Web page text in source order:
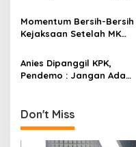
i
o
n
Momentum Bersih-Bersih
Kejaksaan Setelah MK
Anies Dipanggil KPK,
Pendemo : Jangan Ada
Semua Soal Formula E!
Don't Miss